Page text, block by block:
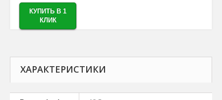
КУПИТЬ В 1
КЛИК
ХАРАКТЕРИСТИКИ